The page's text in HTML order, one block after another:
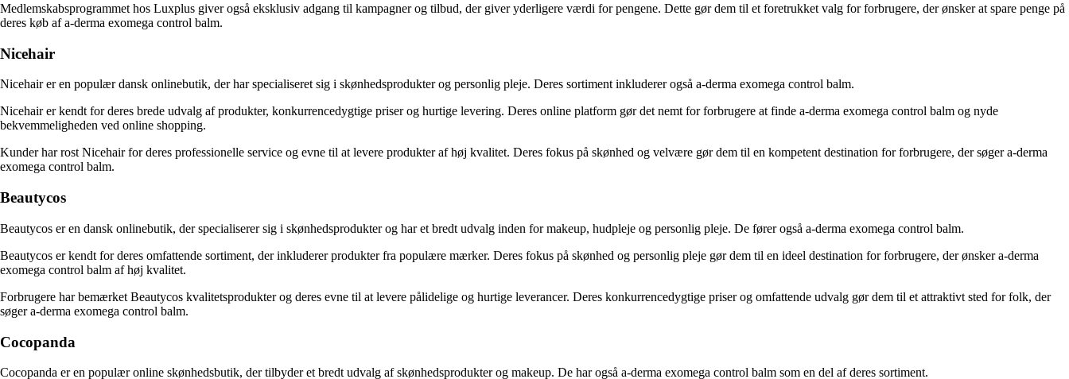
Medlemskabsprogrammet hos Luxplus giver også eksklusiv adgang til kampagner og tilbud, der giver yderligere værdi for pengene. Dette gør dem til et foretrukket valg for forbrugere, der ønsker at spare penge på
deres køb af a-derma exomega control balm.
Nicehair
Nicehair er en populær dansk onlinebutik, der har specialiseret sig i skønhedsprodukter og personlig pleje. Deres sortiment inkluderer også a-derma exomega control balm.
Nicehair er kendt for deres brede udvalg af produkter, konkurrencedygtige priser og hurtige levering. Deres online platform gør det nemt for forbrugere at finde a-derma exomega control balm og nyde
bekvemmeligheden ved online shopping.
Kunder har rost Nicehair for deres professionelle service og evne til at levere produkter af høj kvalitet. Deres fokus på skønhed og velvære gør dem til en kompetent destination for forbrugere, der søger a-derma
exomega control balm.
Beautycos
Beautycos er en dansk onlinebutik, der specialiserer sig i skønhedsprodukter og har et bredt udvalg inden for makeup, hudpleje og personlig pleje. De fører også a-derma exomega control balm.
Beautycos er kendt for deres omfattende sortiment, der inkluderer produkter fra populære mærker. Deres fokus på skønhed og personlig pleje gør dem til en ideel destination for forbrugere, der ønsker a-derma
exomega control balm af høj kvalitet.
Forbrugere har bemærket Beautycos kvalitetsprodukter og deres evne til at levere pålidelige og hurtige leverancer. Deres konkurrencedygtige priser og omfattende udvalg gør dem til et attraktivt sted for folk, der
søger a-derma exomega control balm.
Cocopanda
Cocopanda er en populær online skønhedsbutik, der tilbyder et bredt udvalg af skønhedsprodukter og makeup. De har også a-derma exomega control balm som en del af deres sortiment.